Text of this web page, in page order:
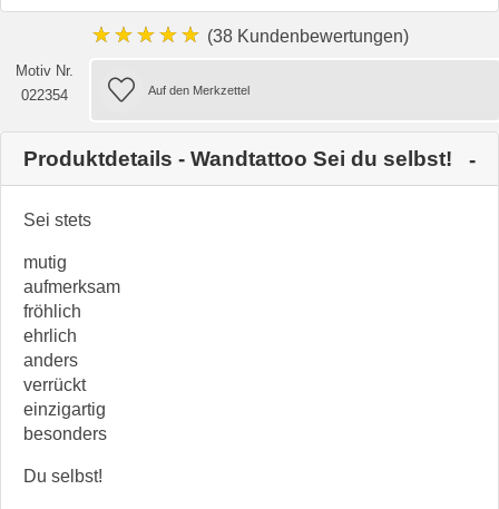
★★★★★ (38 Kundenbewertungen)
Motiv Nr.
022354
Produktdetails - Wandtattoo Sei du selbst!
Sei stets
mutig
aufmerksam
fröhlich
ehrlich
anders
verrückt
einzigartig
besonders
Du selbst!